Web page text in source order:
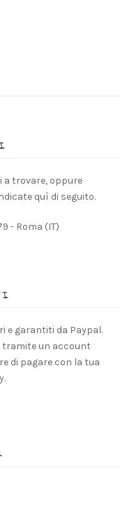
a trovare, oppure
quì di seguito.
- Roma (IT)
e garantiti da Paypal.
tramite un account
di pagare con la tua